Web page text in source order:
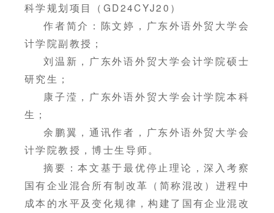
科学规划项目（GD24CYJ20）
作者简介：陈文婷，广东外语外贸大学会
计学院副教授；
刘温新，广东外语外贸大学会计学院硕士
研究生；
康子滢，广东外语外贸大学会计学院本科
生；
余鹏翼，通讯作者，广东外语外贸大学会
计学院教授，博士生导师。
摘要：本文基于最优停止理论，深入考察
国有企业混合所有制改革（简称混改）进程中
成本的水平及变化规律，构建了国有企业混改